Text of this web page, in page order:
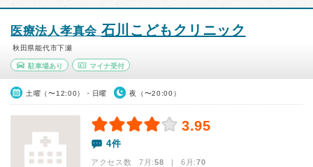
医療法人孝真会 石川こどもクリニック
秋田県能代市下瀬
駐車場あり マイナ受付
土曜（〜12:00）・日曜 夜（〜20:00）
3.95
4件
アクセス数 7月:58 | 6月:70